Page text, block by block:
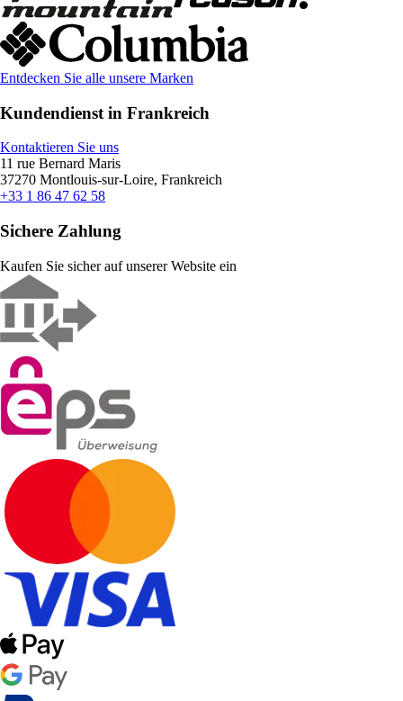
Entdecken Sie alle unsere Marken
Kundendienst in Frankreich
Kontaktieren Sie uns
11 rue Bernard Maris
37270 Montlouis-sur-Loire, Frankreich
+33 1 86 47 62 58
Sichere Zahlung
Kaufen Sie sicher auf unserer Website ein